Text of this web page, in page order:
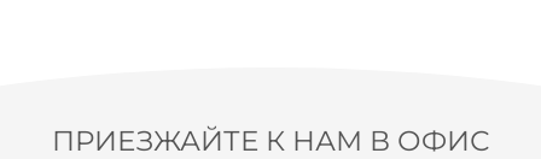
ПРИЕЗЖАЙТЕ К НАМ В ОФИС